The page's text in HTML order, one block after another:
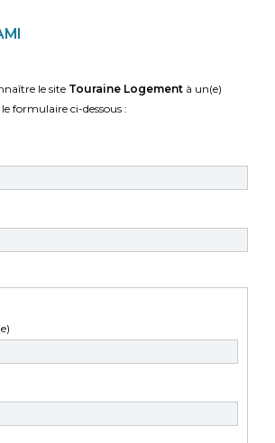
le site Touraine Logement à un(e)
formulaire ci-dessous :